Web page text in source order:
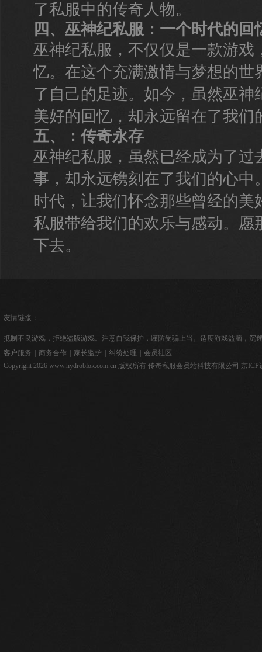
了私服中的传奇人物。
四、巫神纪私服：一个时代的回
巫神纪私服，不仅仅是一款游戏
忆。在这个充满激情与梦想的世
了自己的足迹。如今，虽然巫神
美好的回忆，却永远留在了我们
五、：传奇永存
巫神纪私服，虽然已经成为了过
事，却永远镌刻在了我们的心中
时代，让我们怀念那些曾经的美
私服带给我们的欢乐与感动。愿
下去。
友情链接：
抵制不良游戏，拒绝盗版游戏。注意自我保护，谨防受骗上当。适度游戏益脑，沉
客户服务
商务合作 家长监护 纠纷处理
会员社区
Copyright 2026 www.hydroblok.com.cn 版权所有 传奇私服会员站科技有限公司 京ICP